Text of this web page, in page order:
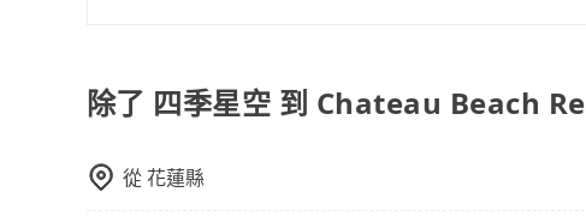
百分百無菸車，乘客均有最高500萬乘客險。如果有特
座大巴或遊覽車，可特別填單並另外報價。
除了 四季星空 到 Chateau Beach
從花蓮縣